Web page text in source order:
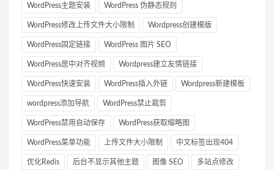
WordPress主题安装 WordPress 伪静态规则
WordPress修改上传文件大小限制 Wordpress创建模版
WordPress固定链接 WordPress 图片 SEO
WordPress居中对齐视频 Wordpress建立友情链接
WordPress快速安装 WordPress插入外链 Wordpress新建模板
wordpress添加导航 WordPress禁止裁剪
WordPress禁用自动保存 WordPress获取缩略图
WordPress菜单功能 上传文件大小限制 中文标签出现404
优化Redis 后台不显示其他主题 图像 SEO 多站点修改